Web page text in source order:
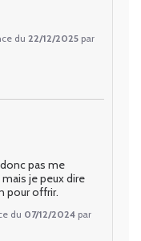
du 22/12/2025 par
pas me
je peux dire
pour offrir.
du 07/12/2024 par